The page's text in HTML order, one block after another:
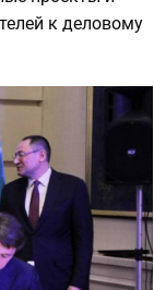
к деловому